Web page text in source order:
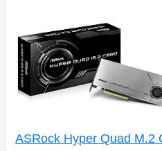
ASRock Hyper Quad M.2